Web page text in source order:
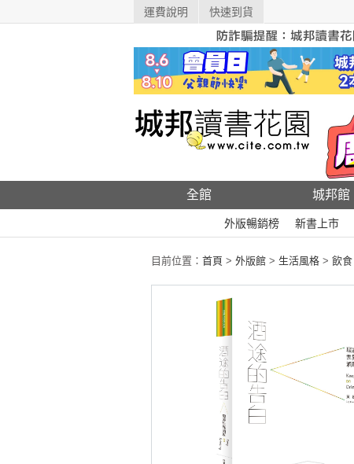
運費說明 快速到貨
全館 城邦館
外版暢銷榜 新書上市
目前位置： 首頁 > 外版館 > 生活風格 > 飲食